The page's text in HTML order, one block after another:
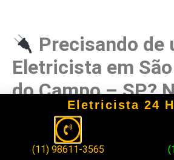
Precisando de
Eletricista em
do Campo – SP?
Temos a Solução!
Eletricista 24
(11) 98611-3565